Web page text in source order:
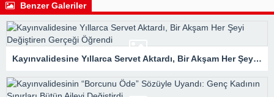
Benzer Galeriler
Kayınvalidesine Yıllarca Servet Aktardı, Bir Akşam Her Şeyi Değiştiren Gerçeği Öğrendi